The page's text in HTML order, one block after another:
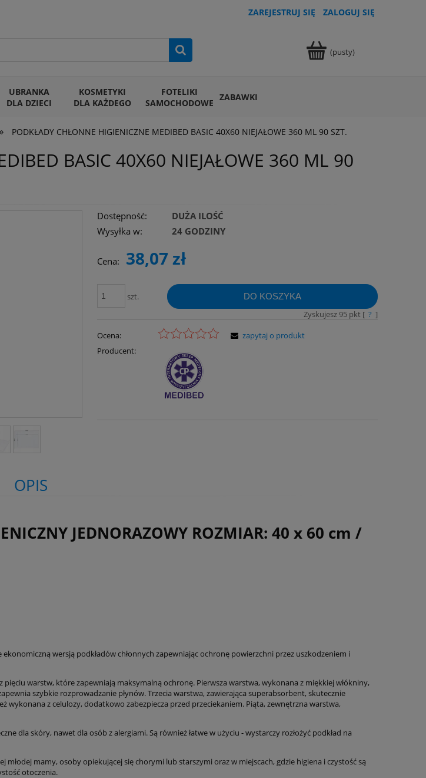
ZAREJESTRUJ SIĘ ZALOGUJ SIĘ
(pusty)
UBRANKA
DLA DZIECI
KOSMETYKI
DLA KAŻDEGO
FOTELIKI
SAMOCHODOWE ZABAWKI
» PODKŁADY CHŁONNE HIGIENICZNE MEDIBED BASIC 40X60 NIEJAŁOWE 360 ML 90 SZT.
BASIC 40X60 NIEJAŁOWE 360 ML 90
Dostępność:
DUŻA ILOŚĆ
Wysyłka w:
24 GODZINY
Cena: 38,07 zł
szt. DO KOSZYKA
Zyskujesz 95pkt [ ? ]
Ocena:
Producent:
zapytaj o produkt
OPIS
JEDNORAZOWY ROZMIAR: 40 x 60 cm /
ekonomiczną wersją podkładów chłonnych zapewniając ochronę powierzchni przez uszkodzeniem i
z pięciu warstw, które zapewniają maksymalną ochronę. Pierwsza warstwa, wykonana z miękkiej włókniny,
szybkie rozprowadzanie płynów. Trzecia warstwa, zawierająca superabsorbent, skutecznie
wykonana z celulozy, dodatkowo zabezpiecza przed przeciekaniem. Piąta, zewnętrzna warstwa,
dla skóry, nawet dla osób z alergiami. Są również łatwe w użyciu - wystarczy rozłożyć podkład na
mamy, osoby opiekującej się chorymi lub starszymi oraz w miejscach, gdzie higiena i czystość są
otoczenia.